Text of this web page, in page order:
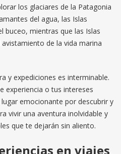
los glaciares de la Patagonia
del agua, las Islas
buceo, mientras que las Islas
de la vida marina
y expediciones es interminable.
experiencia o tus intereses
emocionante por descubrir y
vivir una aventura inolvidable y
que te dejarán sin aliento.
en viajes